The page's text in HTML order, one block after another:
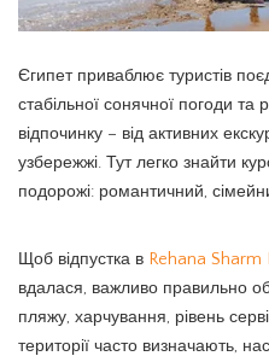
Єгипет приваблює туристів
стабільної сонячної погоди та
відпочинку – від активних
узбережжі. Тут легко знайти
подорожі: романтичний,
Щоб відпустка в Rehana Sharm
вдалася, важливо правильно
пляжу, харчування, рівень
території часто визначають,